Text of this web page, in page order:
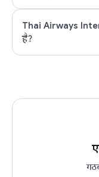
Thai Airways
है?